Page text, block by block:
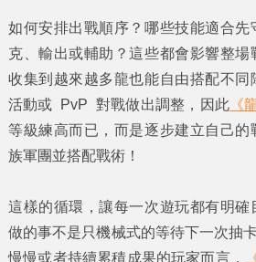
如何安排出戰順序？哪些技能適合先
克、輸出或輔助？這些都會影響整場
收集到越來越多龍也能自由搭配不同
活動或 PvP 對戰做出調整，因此 《
等級練高而已，而是逐步建立自己的
族軍團並搭配戰術！
這樣的循環，讓每一次遊玩都有明確
做的事不是只機械式的等待下一次抽
慢慢或者持續累積成果的玩家而言，